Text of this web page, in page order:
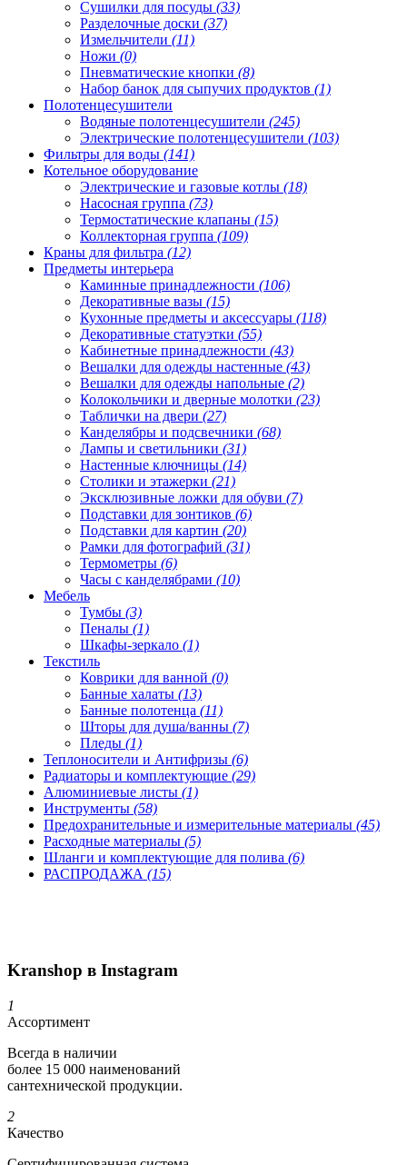
Сушилки для посуды (33)
Разделочные доски (37)
Измельчители (11)
Ножи (0)
Пневматические кнопки (8)
Набор банок для сыпучих продуктов (1)
Полотенцесушители
Водяные полотенцесушители (245)
Электрические полотенцесушители (103)
Фильтры для воды (141)
Котельное оборудование
Электрические и газовые котлы (18)
Насосная группа (73)
Термостатические клапаны (15)
Коллекторная группа (109)
Краны для фильтра (12)
Предметы интерьера
Каминные принадлежности (106)
Декоративные вазы (15)
Кухонные предметы и аксессуары (118)
Декоративные статуэтки (55)
Кабинетные принадлежности (43)
Вешалки для одежды настенные (43)
Вешалки для одежды напольные (2)
Колокольчики и дверные молотки (23)
Таблички на двери (27)
Канделябры и подсвечники (68)
Лампы и светильники (31)
Настенные ключницы (14)
Столики и этажерки (21)
Эксклюзивные ложки для обуви (7)
Подставки для зонтиков (6)
Подставки для картин (20)
Рамки для фотографий (31)
Термометры (6)
Часы с канделябрами (10)
Мебель
Тумбы (3)
Пеналы (1)
Шкафы-зеркало (1)
Текстиль
Коврики для ванной (0)
Банные халаты (13)
Банные полотенца (11)
Шторы для душа/ванны (7)
Пледы (1)
Теплоносители и Антифризы (6)
Радиаторы и комплектующие (29)
Алюминиевые листы (1)
Инструменты (58)
Предохранительные и измерительные материалы (45)
Расходные материалы (5)
Шланги и комплектующие для полива (6)
РАСПРОДАЖА (15)
Kranshop в Instagram
1
Ассортимент
Всегда в наличии
более 15 000 наименований
сантехнической продукции.
2
Качество